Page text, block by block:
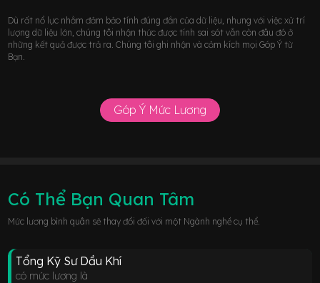
Dù rất nổ lực nhằm đảm bảo tính đúng đắn của dữ liệu, nhưng với việc xử trí
lượng dữ liệu lớn, chúng tôi nhận thức được tính sai sót vẫn còn đâu đó ở
những kết quả được trả ra. Chúng tôi ghi nhận và cảm kích mọi Góp Ý từ
Bạn.
Góp Ý Mức Lương
Có Thể Bạn Quan Tâm
Mức lương bình quân sẽ thay đổi đối với một Ngành nghề cụ thể.
Tổng Kỹ Sư Dầu Khí
có mức lương là